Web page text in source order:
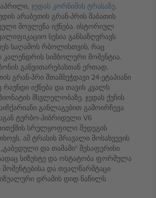
ჯედას კორნიშის ტრასაზე.
არაბეთის გრან-პრის შაბათის
მოვლენა იქნება. ისტორიულ
სესია განსაზღვრავს
საღამოს რბოლისთვის, რაც
კალენდრის სიმბოლური მომენტია.
განვითარებასთან ერთად,
გრან-პრი შთამბეჭდავი 24-ეტაპიანი
რაუნდი იქნება და თავის კვალს
მსვლელობაზე. ჯედას ქუჩის
განლაგებით გამოირჩევა
ტურბო-ჰიბრიდული V6
სრულყოფილი შედეგის
ამ ტრასის მრავალი მოსახვევის
და თამამი“ შესაფერისი
სიზუსტე და ოსტატობა ფორმულა
მომენტებისა და თვალწარმტაცი
დრამის დიდ ნაწილს